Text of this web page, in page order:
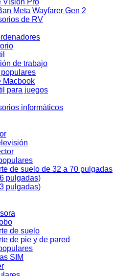
Vision Pro
Meta Wayfarer Gen 2
de RV
de trabajo
Macbook
para juegos
informáticos
de suelo de 32 a 70 pulgadas
pulgadas)
pulgadas)
de suelo
de pie y de pared
SIM